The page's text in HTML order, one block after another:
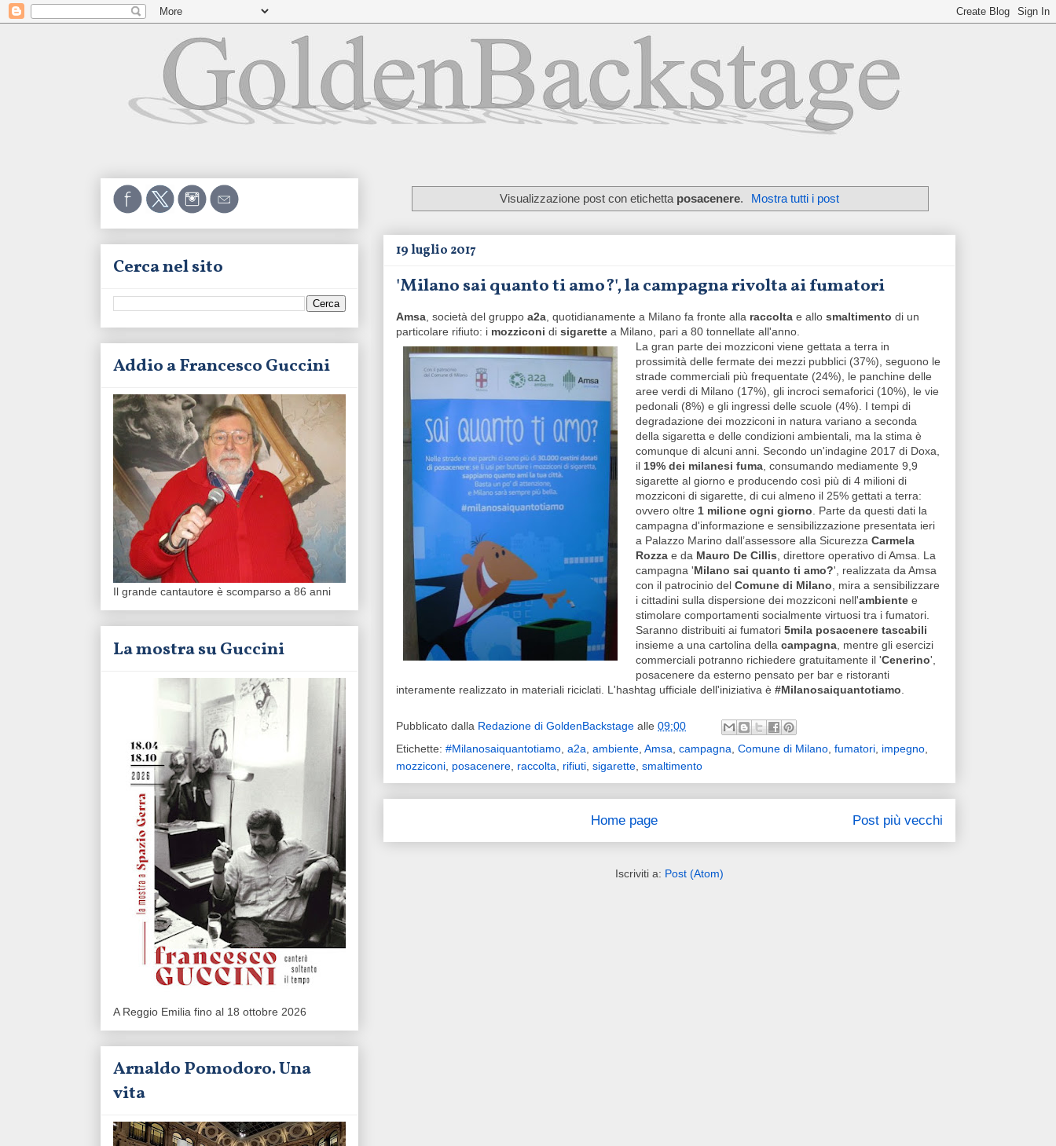
Visualizzazione post con etichetta posacenere. Mostra tutti i post
19 luglio 2017
'Milano sai quanto ti amo?', la campagna rivolta ai fumatori
Amsa, società del gruppo a2a, quotidianamente a Milano fa fronte alla raccolta e allo smaltimento di un
particolare rifiuto: i mozziconi di sigarette a Milano, pari a 80 tonnellate all'anno.
La gran parte dei mozziconi viene gettata a terra in
prossimità delle fermate dei mezzi pubblici (37%), seguono le
strade commerciali più frequentate (24%), le panchine delle
aree verdi di Milano (17%), gli incroci semaforici (10%), le vie
pedonali (8%) e gli ingressi delle scuole (4%). I tempi di
degradazione dei mozziconi in natura variano a seconda
della sigaretta e delle condizioni ambientali, ma la stima è
comunque di alcuni anni. Secondo un'indagine 2017 di Doxa,
il 19% dei milanesi fuma, consumando mediamente 9,9
sigarette al giorno e producendo così più di 4 milioni di
mozziconi di sigarette, di cui almeno il 25% gettati a terra:
ovvero oltre 1 milione ogni giorno. Parte da questi dati la
campagna d'informazione e sensibilizzazione presentata ieri
a Palazzo Marino dall’assessore alla Sicurezza Carmela
Rozza e da Mauro De Cillis, direttore operativo di Amsa. La
campagna 'Milano sai quanto ti amo?', realizzata da Amsa
con il patrocinio del Comune di Milano, mira a sensibilizzare
i cittadini sulla dispersione dei mozziconi nell'ambiente e
stimolare comportamenti socialmente virtuosi tra i fumatori.
Saranno distribuiti ai fumatori 5mila posacenere tascabili
insieme a una cartolina della campagna, mentre gli esercizi
commerciali potranno richiedere gratuitamente il 'Cenerino',
posacenere da esterno pensato per bar e ristoranti
interamente realizzato in materiali riciclati. L'hashtag ufficiale dell'iniziativa è #Milanosaiquantotiamo.
Pubblicato dalla Redazione di GoldenBackstage alle 09:00
Etichette: #Milanosaiquantotiamo, a2a, ambiente, Amsa, campagna, Comune di Milano, fumatori, impegno,
mozziconi, posacenere, raccolta, rifiuti, sigarette, smaltimento
Post più vecchi
Home page
Iscriviti a: Post (Atom)
Cerca nel sito
Addio a Francesco Guccini
Il grande cantautore è scomparso a 86 anni
La mostra su Guccini
A Reggio Emilia fino al 18 ottobre 2026
Arnaldo Pomodoro. Una
vita